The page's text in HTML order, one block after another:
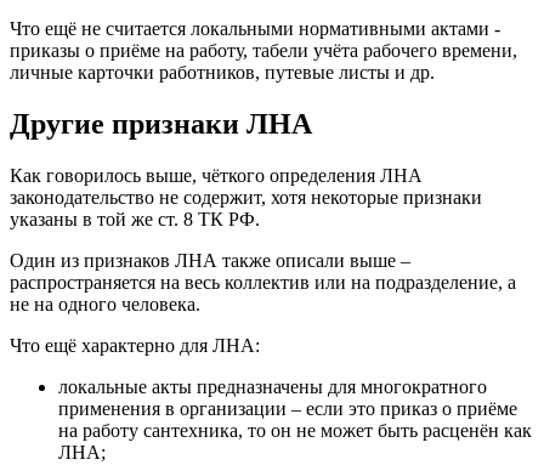
Что ещё не считается локальными нормативными актами -
приказы о приёме на работу, табели учёта рабочего времени,
личные карточки работников, путевые листы и др.
Другие признаки ЛНА
Как говорилось выше, чёткого определения ЛНА
законодательство не содержит, хотя некоторые признаки
указаны в той же ст. 8 ТК РФ.
Один из признаков ЛНА также описали выше –
распространяется на весь коллектив или на подразделение, а
не на одного человека.
Что ещё характерно для ЛНА:
локальные акты предназначены для многократного
применения в организации – если это приказ о приёме
на работу сантехника, то он не может быть расценён как
ЛНА;